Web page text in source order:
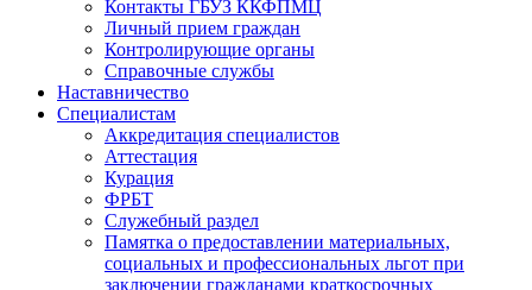
Контакты ГБУЗ ККФПМЦ
Личный прием граждан
Контролирующие органы
Справочные службы
Наставничество
Специалистам
Аккредитация специалистов
Аттестация
Курация
ФРБТ
Служебный раздел
Памятка о предоставлении материальных,
социальных и профессиональных льгот при
заключении гражданами краткосрочных